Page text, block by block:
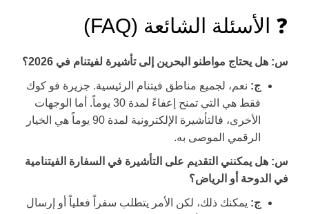
❓ الأسئلة الشائعة (FAQ)
س: هل يحتاج مواطنو البحرين إلى تأشيرة لفيتنام في 2026؟
ج: نعم، لجميع مناطق فيتنام الرئيسية. جزيرة فو كوك
فقط هي التي تمنح إعفاءً لمدة 30 يوماً. أما الوجهات
الأخرى، فالتأشيرة الإلكترونية لمدة 90 يوماً هي الخيار
الرقمي الموصى به.
س: هل يمكنني التقديم على التأشيرة في السفارة الفيتنامية
في الدوحة أو الرياض؟
ج: يمكنك ذلك، لكن الأمر يتطلب سفراً فعلياً أو إرسال